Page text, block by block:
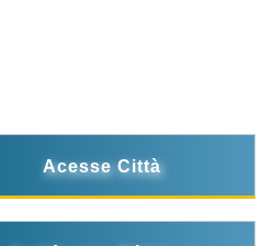
Acesse Città